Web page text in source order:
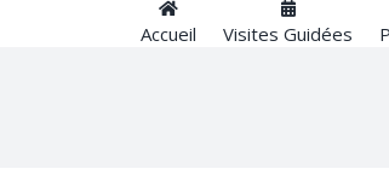
Accueil Visites Guidées